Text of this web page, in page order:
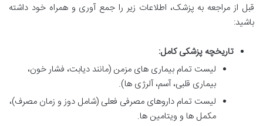
قبل از مراجعه به پزشک، اطلاعات زیر را جمع آوری و همراه خود داشته
باشید:
تاریخچه پزشکی کامل:
لیست تمام بیماری های مزمن (مانند دیابت، فشار خون،
بیماری قلبی، آسم، آلرژی ها).
لیست تمام داروهای مصرفی فعلی (شامل دوز و زمان مصرف)،
مکمل ها و ویتامین ها.